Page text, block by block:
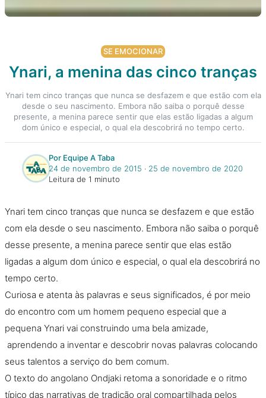
SE EMOCIONAR
Ynari, a menina das cinco tranças
Ynari tem cinco tranças que nunca se desfazem e que estão com ela
desde o seu nascimento. Embora não saiba o porquê desse
presente, a menina parece sentir que elas estão ligadas a algum
dom único e especial, o qual ela descobrirá no tempo certo.
Por Equipe A Taba
24 de novembro de 2015 ‧ 25 de novembro de 2020
Leitura de 1 minuto
Ynari tem cinco tranças que nunca se desfazem e que estão
com ela desde o seu nascimento. Embora não saiba o porquê
desse presente, a menina parece sentir que elas estão
ligadas a algum dom único e especial, o qual ela descobrirá no
tempo certo.
Curiosa e atenta às palavras e seus significados, é por meio
do encontro com um homem pequeno especial que a
pequena Ynari vai construindo uma bela amizade,
aprendendo a inventar e descobrir novas palavras colocando
seus talentos a serviço do bem comum.
O texto do angolano Ondjaki retoma a sonoridade e o ritmo
típico das narrativas de tradição oral compartilhada pelos